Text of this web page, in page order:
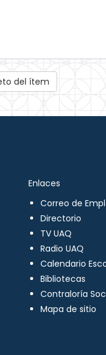
del ítem
Enlaces
Correo de
Directorio
TV UAQ
Radio UAQ
Calendario
Bibliotecas
Contraloría
Mapa de sitio